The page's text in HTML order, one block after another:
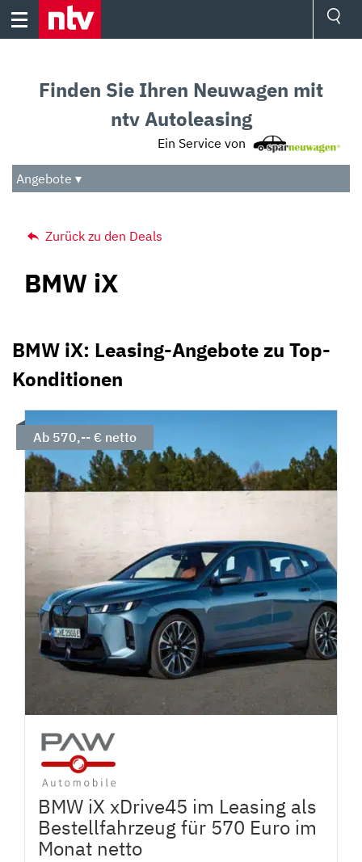
Skip
Audio
Das Beste
Finden Sie Ihren Neuwagen mit
ntv Autoleasing
Ein Service von
Angebote ▾
Zurück zu den Deals
BMW iX
BMW iX: Leasing-Angebote zu Top-
Konditionen
BMW iX xDrive45 im Leasing als
Bestellfahrzeug für 570 Euro im
Monat netto
Ab 570,-- € netto